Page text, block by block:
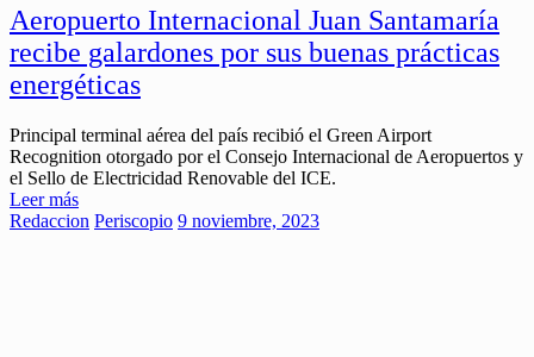
Aeropuerto Internacional Juan Santamaría
recibe galardones por sus buenas prácticas
energéticas
Principal terminal aérea del país recibió el Green Airport
Recognition otorgado por el Consejo Internacional de Aeropuertos y
el Sello de Electricidad Renovable del ICE.
Leer más
Redaccion Periscopio 9 noviembre, 2023